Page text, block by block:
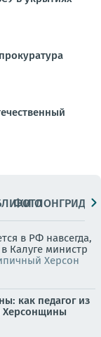
ФОТОЛОНГРИДЫ
в РФ навсегда,
Калуге министр
Херсон
как педагог из
Херсонщины